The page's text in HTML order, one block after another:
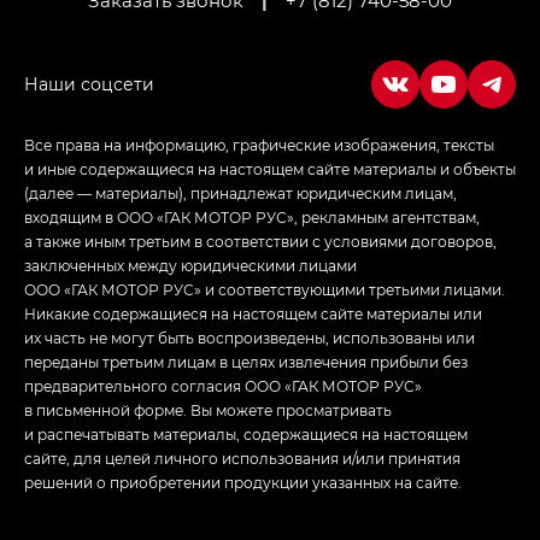
Empow — Эмпау (Empow) в комплектации
Все права на информацию, графические изображения, тексты
и иные содержащиеся на настоящем сайте материалы и объекты
(далее — материалы), принадлежат юридическим лицам,
входящим в ООО «ГАК МОТОР РУС», рекламным агентствам,
а также иным третьим в соответствии с условиями договоров,
заключенных между юридическими лицами
ООО «ГАК МОТОР РУС» и соответствующими третьими лицами.
Никакие содержащиеся на настоящем сайте материалы или
их часть не могут быть воспроизведены, использованы или
переданы третьим лицам в целях извлечения прибыли без
предварительного согласия ООО «ГАК МОТОР РУС»
в письменной форме. Вы можете просматривать
и распечатывать материалы, содержащиеся на настоящем
сайте, для целей личного использования и/или принятия
решений о приобретении продукции указанных на сайте.